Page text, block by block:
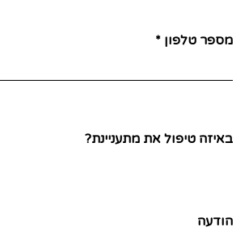
מספר טלפון *
באיזה טיפול את מתעניינת?
הודעה